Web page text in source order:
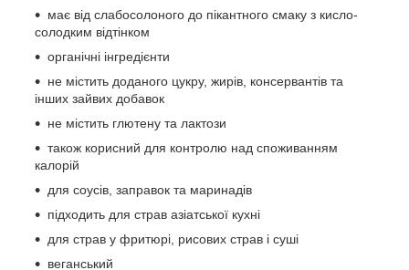
має від слабосолоного до пікантного смаку з кисло-
солодким відтінком
органічні інгредієнти
не містить доданого цукру, жирів, консервантів та
інших зайвих добавок
не містить глютену та лактози
також корисний для контролю над споживанням
калорій
для соусів, заправок та маринадів
підходить для страв азіатської кухні
для страв у фритюрі, рисових страв і суші
веганський